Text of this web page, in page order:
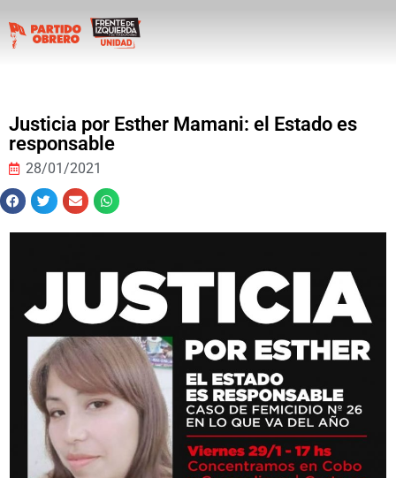
Justicia por Esther Mamani: el Estado es
responsable
28/01/2021